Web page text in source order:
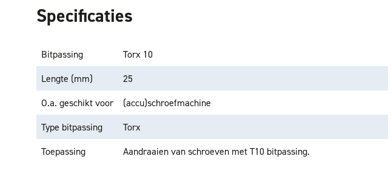
Specificaties
Bitpassing
Torx 10
Lengte (mm)
25
O.a. geschikt voor
(accu)schroefmachine
Type bitpassing
Torx
Toepassing
Aandraaien van schroeven met T10 bitpassing.